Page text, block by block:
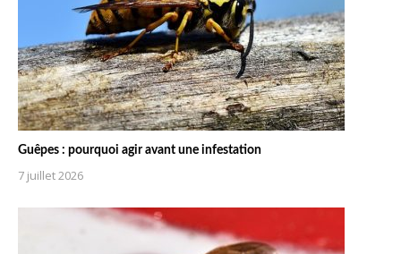
Guêpes : pourquoi agir avant une infestation
7 juillet 2026